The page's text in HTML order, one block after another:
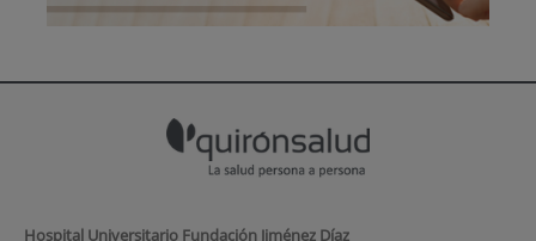
Hospital Universitario Fundación Jiménez Díaz